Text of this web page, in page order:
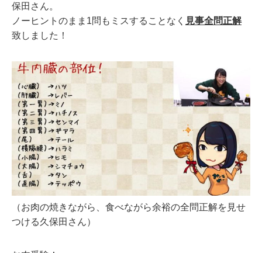
保田さん。
ノーヒントのまま1問もミスすることなく 見事全問正解
致しました！
（お肉の焼きながら、食べながら余裕の全問正解を見せ
つける久保田さん）